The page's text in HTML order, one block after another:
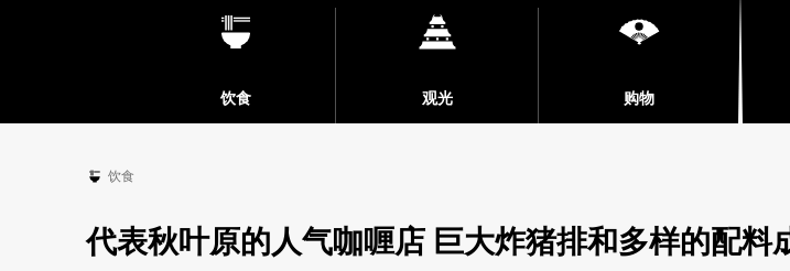
饮食 观光 购物
饮食
代表秋叶原的人气咖喱店 巨大炸猪排和多样的配料